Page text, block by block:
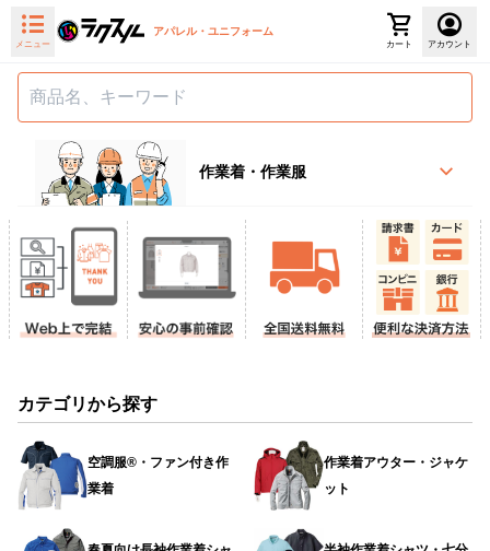
メニュー
アパレル・ユニフォーム
カート アカウント
作業着・作業服
カテゴリから探す
空調服®・ファン付き作
業着
作業着アウター・ジャケ
ット